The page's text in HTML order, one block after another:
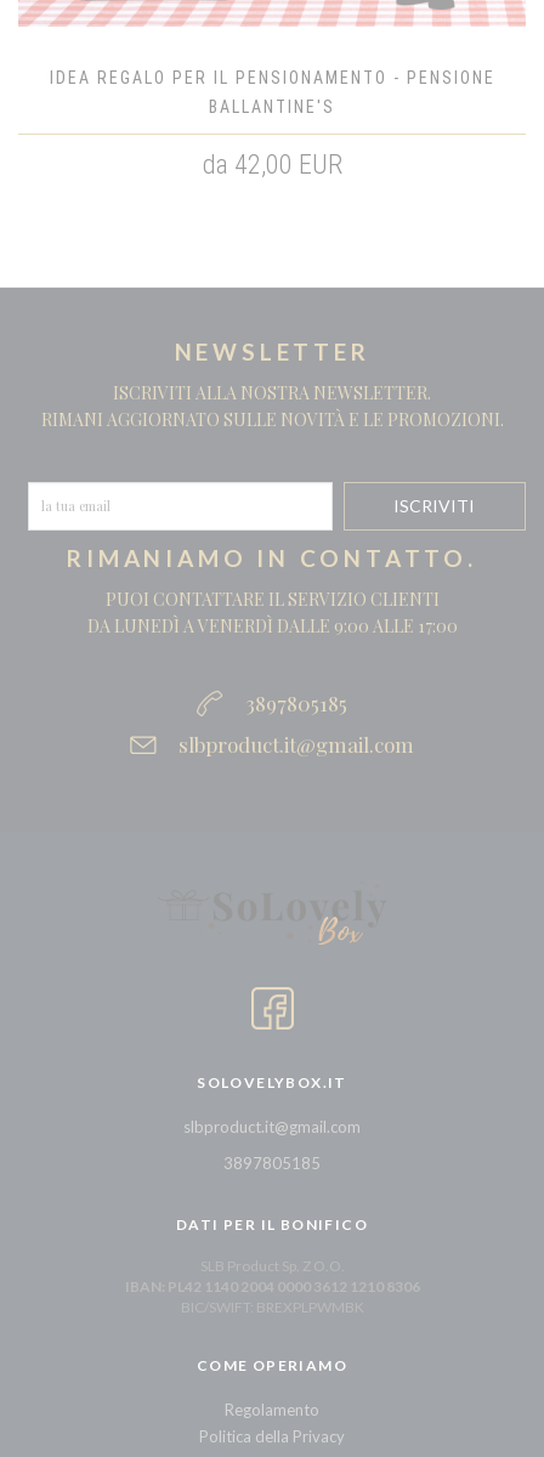
IDEA REGALO PER IL PENSIONAMENTO - PENSIONE
BALLANTINE'S
da 42,00 EUR
NEWSLETTER
ISCRIVITI ALLA NOSTRA NEWSLETTER.
RIMANI AGGIORNATO SULLE NOVITÀ E LE PROMOZIONI.
RIMANIAMO IN CONTATTO.
PUOI CONTATTARE IL SERVIZIO CLIENTI
DA LUNEDÌ A VENERDÌ DALLE 9:00 ALLE 17:00
3897805185
slbproduct.it@gmail.com
SOLOVELYBOX.IT
slbproduct.it@gmail.com
3897805185
DATI PER IL BONIFICO
SLB Product Sp. Z O.O.
IBAN: PL42 1140 2004 0000 3612 1210 8306
BIC/SWIFT: BREXPLPWMBK
COME OPERIAMO
Regolamento
Politica della Privacy